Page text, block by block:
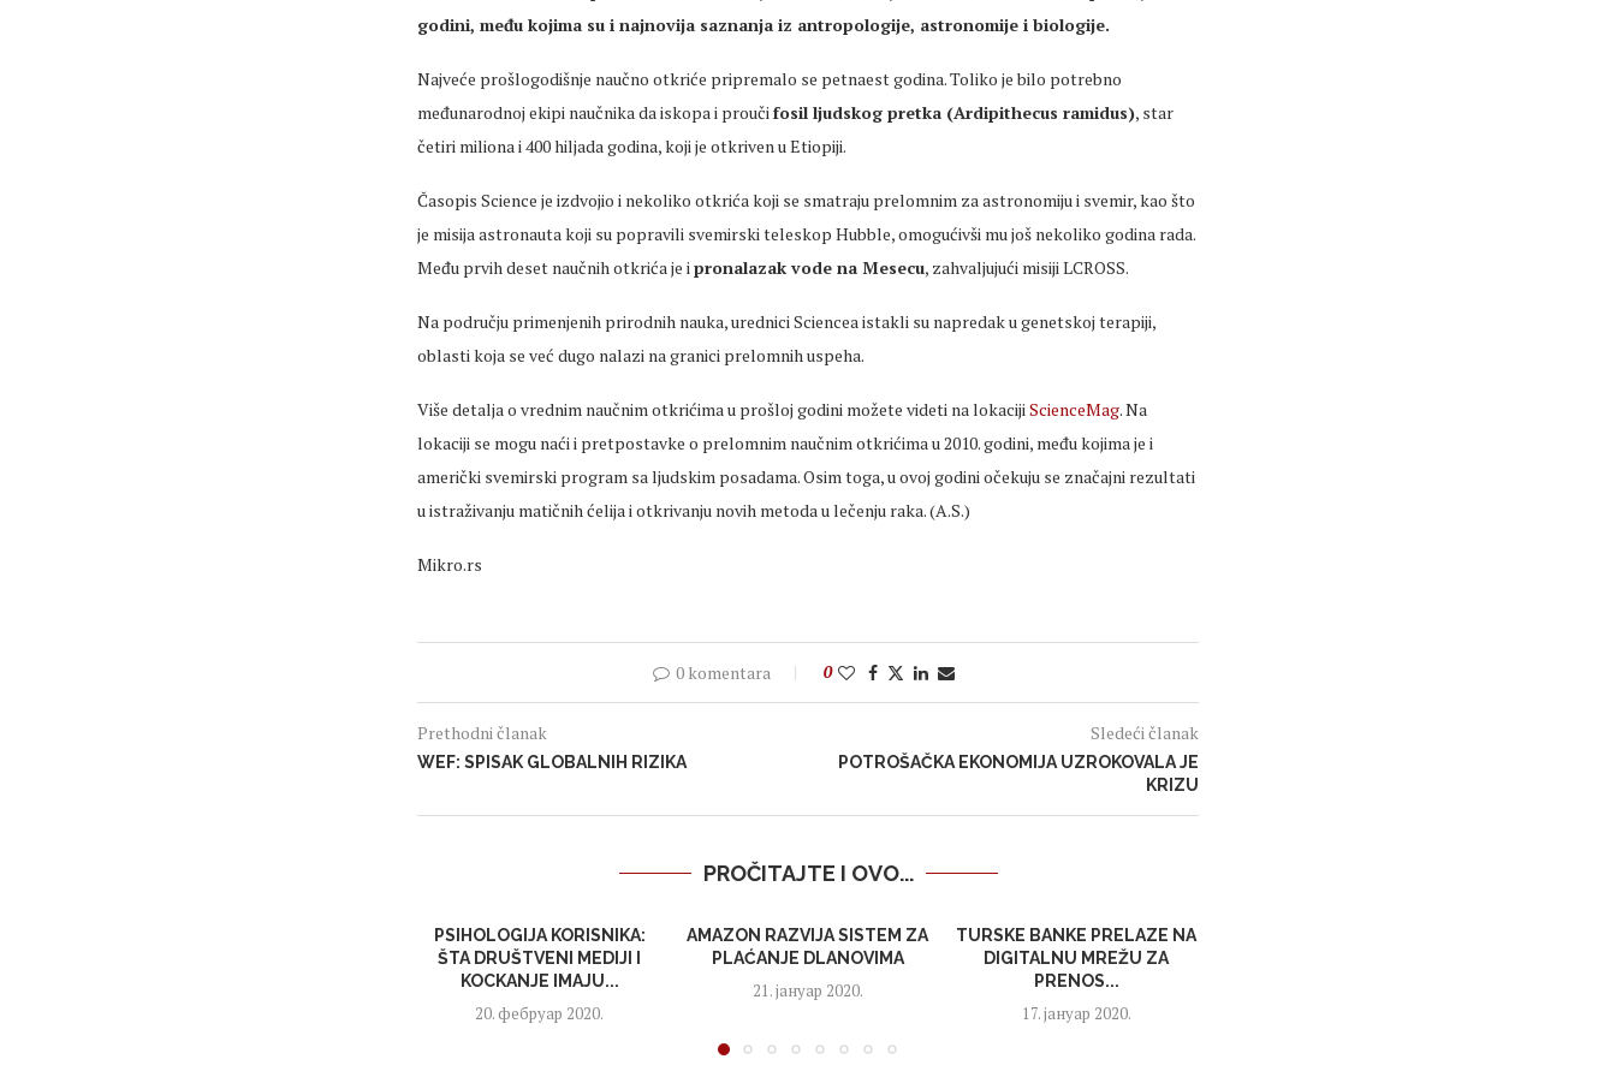
godini, među kojima su i najnovija saznanja iz antropologije, astronomije i biologije.
Najveće prošlogodišnje naučno otkriće pripremalo se petnaest godina. Toliko je bilo potrebno
međunarodnoj ekipi naučnika da iskopa i proučifosil ljudskog pretka (Ardipithecus ramidus), star
četiri miliona i 400 hiljada godina, koji je otkriven u Etiopiji.
Časopis Science je izdvojio i nekoliko otkrića koji se smatraju prelomnim za astronomiju i svemir, kao što
je misija astronauta koji su popravili svemirski teleskop Hubble, omogućivši mu još nekoliko godina rada.
Među prvih deset naučnih otkrića je ipronalazak vode na Mesecu, zahvaljujući misiji LCROSS.
Na području primenjenih prirodnih nauka, urednici Sciencea istakli su napredak u genetskoj terapiji,
oblasti koja se već dugo nalazi na granici prelomnih uspeha.
Više detalja o vrednim naučnim otkrićima u prošloj godini možete videti na lokacijiScienceMag. Na
lokaciji se mogu naći i pretpostavke o prelomnim naučnim otkrićima u 2010. godini, među kojima je i
američki svemirski program sa ljudskim posadama. Osim toga, u ovoj godini očekuju se značajni rezultati
u istraživanju matičnih ćelija i otkrivanju novih metoda u lečenju raka. (A.S.)
Mikro.rs
0 komentara 0
Prethodni članak
WEF: SPISAK GLOBALNIH RIZIKA
Sledeći članak
POTROŠAČKA EKONOMIJA UZROKOVALA JE
KRIZU
PROČITAJTE I OVO...
PSIHOLOGIJA KORISNIKA:
ŠTA DRUŠTVENI MEDIJI I
KOCKANJE IMAJU...
20. фебруар 2020.
AMAZON RAZVIJA SISTEM ZA
PLAĆANJE DLANOVIMA
21. јануар 2020.
TURSKE BANKE PRELAZE NA
DIGITALNU MREŽU ZA
PRENOS...
17. јануар 2020.